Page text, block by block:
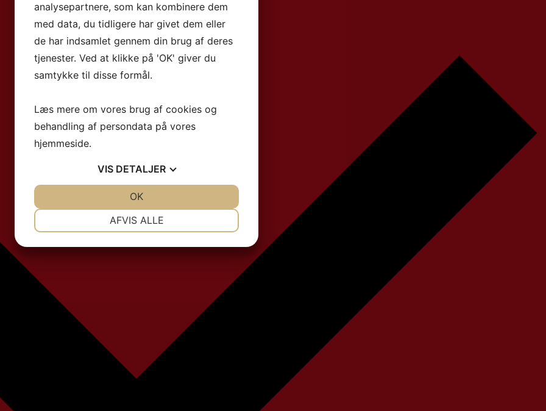
analysepartnere, som kan kombinere dem
med data, du tidligere har givet dem eller
de har indsamlet gennem din brug af deres
tjenester. Ved at klikke på 'OK' giver du
samtykke til disse formål.
Læs mere om vores brug af cookies og
behandling af persondata på vores
hjemmeside.
VIS DETALJER
AFVIS ALLE
OK